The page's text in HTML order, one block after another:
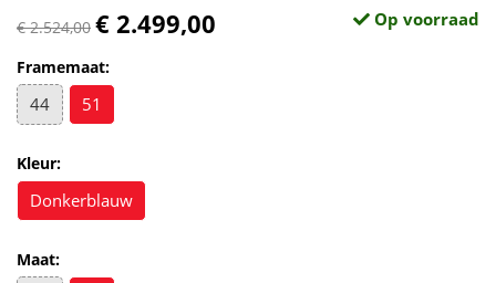
€ 2.524,00 € 2.499,00 Op voorraad
Framemaat:
44 51
Kleur:
Donkerblauw
Maat: